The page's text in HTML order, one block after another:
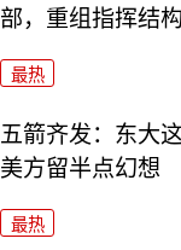
部，重组指挥结构
最热
五箭齐发：东大
美方留半点幻想
最热